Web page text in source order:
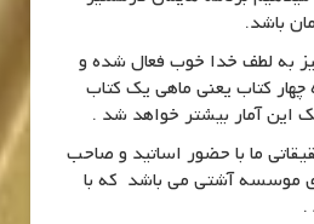
باشد.
به لطف خدا خوب فعال شده و
کتاب یعنی ماهی یک کتاب
این آمار بیشتر خواهد شد .
ما با حضور اساتید و صاحب
موسسه آشتی می باشد که با
.